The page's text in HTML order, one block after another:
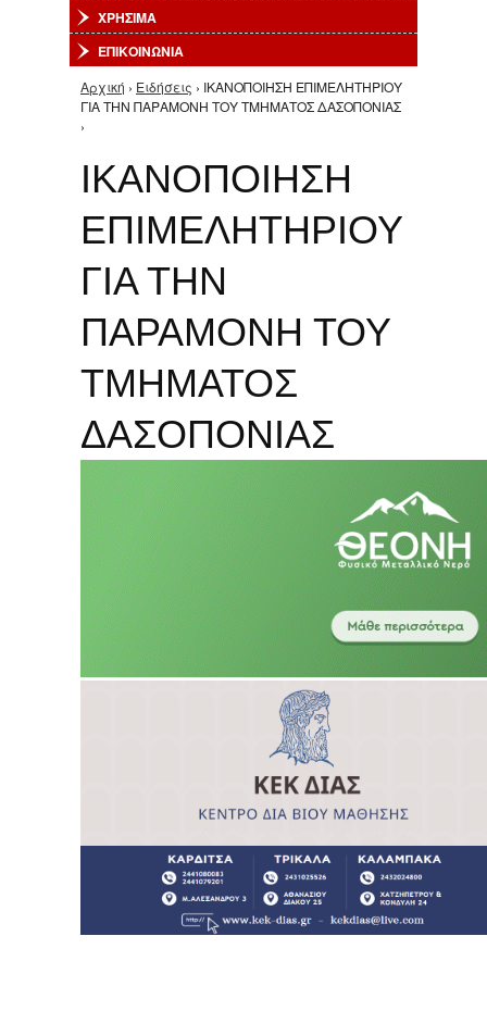
ΧΡΗΣΙΜΑ
ΕΠΙΚΟΙΝΩΝΙΑ
Είστε εδώ
Αρχική › Ειδήσεις › ΙΚΑΝΟΠΟΙΗΣΗ ΕΠΙΜΕΛΗΤΗΡΙΟΥ
ΓΙΑ ΤΗΝ ΠΑΡΑΜΟΝΗ ΤΟΥ ΤΜΗΜΑΤΟΣ ΔΑΣΟΠΟΝΙΑΣ
›
ΙΚΑΝΟΠΟΙΗΣΗ
ΕΠΙΜΕΛΗΤΗΡΙΟΥ
ΓΙΑ ΤΗΝ
ΠΑΡΑΜΟΝΗ ΤΟΥ
ΤΜΗΜΑΤΟΣ
ΔΑΣΟΠΟΝΙΑΣ